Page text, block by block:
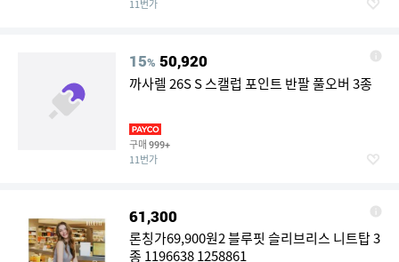
11번가
15% 50,920
까사렐 26S S 스캘럽 포인트 반팔 풀오버 3종
구매 999+
11번가
61,300
론칭가69,900원2 블루핏 슬리브리스 니트탑 3
종 1196638 1258861